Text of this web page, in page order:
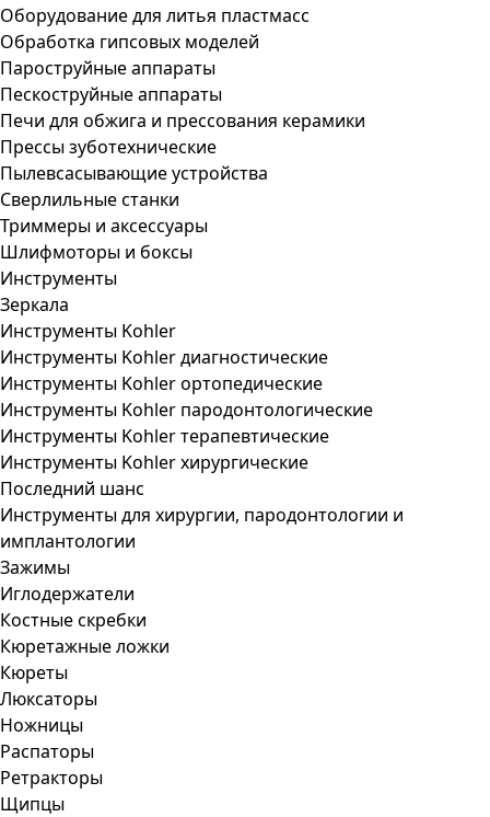
Оборудование для литья пластмасс
Обработка гипсовых моделей
Пароструйные аппараты
Пескоструйные аппараты
Печи для обжига и прессования керамики
Прессы зуботехнические
Пылевсасывающие устройства
Сверлильные станки
Триммеры и аксессуары
Шлифмоторы и боксы
Инструменты
Зеркала
Инструменты Kohler
Инструменты Kohler диагностические
Инструменты Kohler ортопедические
Инструменты Kohler пародонтологические
Инструменты Kohler терапевтические
Инструменты Kohler хирургические
Последний шанс
Инструменты для хирургии, пародонтологии и
имплантологии
Зажимы
Иглодержатели
Костные скребки
Кюретажные ложки
Кюреты
Люксаторы
Ножницы
Распаторы
Ретракторы
Щипцы